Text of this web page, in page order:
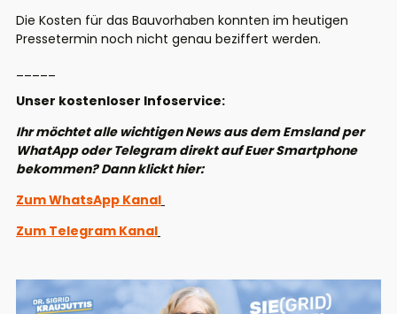
Die Kosten für das Bauvorhaben konnten im heutigen
Pressetermin noch nicht genau beziffert werden.
Unser kostenloser Infoservice:
Ihr möchtet alle wichtigen News aus dem Emsland per
WhatApp oder Telegram direkt auf Euer Smartphone
bekommen? Dann klickt hier:
Zum WhatsApp Kanal
Zum Telegram Kanal